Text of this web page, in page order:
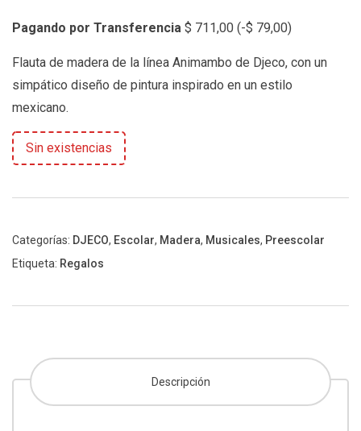
Pagando por Transferencia $ 711,00 (-$ 79,00)
Flauta de madera de la línea Animambo de Djeco, con un
simpático diseño de pintura inspirado en un estilo
mexicano.
Sin existencias
Categorías: DJECO, Escolar, Madera, Musicales, Preescolar
Etiqueta: Regalos
Descripción